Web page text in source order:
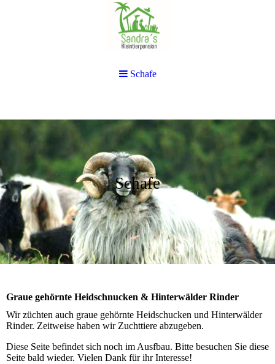
Schafe
Graue gehörnte Heidschnucken & Hinterwälder Rinder
Wir züchten auch graue gehörnte Heidschucken und Hinterwälder
Rinder. Zeitweise haben wir Zuchttiere abzugeben.
Diese Seite befindet sich noch im Ausfbau. Bitte besuchen Sie diese
Seite bald wieder. Vielen Dank für ihr Interesse!
Schafe